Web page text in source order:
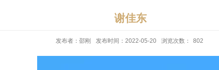
谢佳东
发布者：邵刚 发布时间：2022-05-20 浏览次数： 802